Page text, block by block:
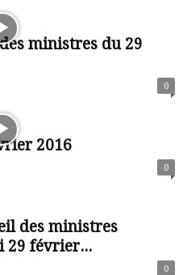
ministres du 29
0
2016
0
des ministres
29 février...
0